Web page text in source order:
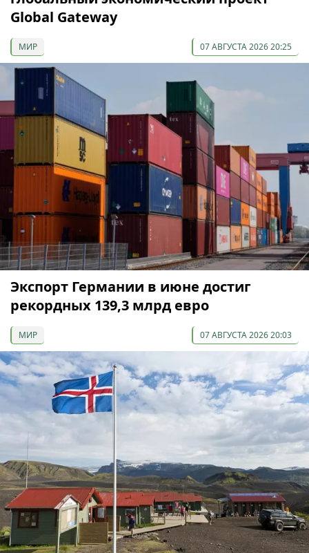
Global Gateway
МИР 07 АВГУСТА 2026 20:25
Экспорт Германии в июне достиг
рекордных 139,3 млрд евро
МИР 07 АВГУСТА 2026 20:03